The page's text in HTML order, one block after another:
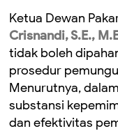
Ketua Dewan
Crisnandi, S.E.,
tidak boleh
prosedur
Menurutnya, dalam
substansi
dan efektivitas